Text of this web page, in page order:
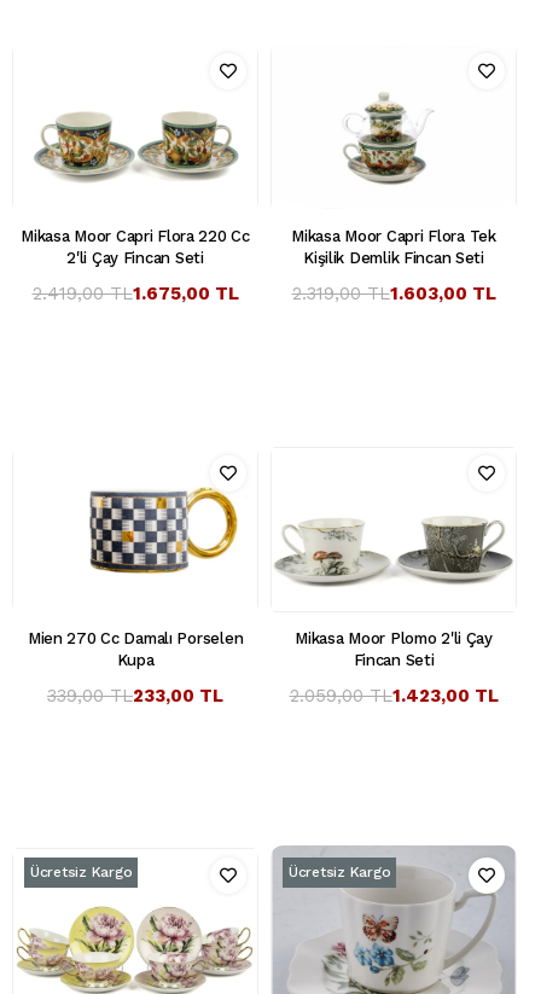
Mikasa Moor Capri Flora 220 Cc
2'li Çay Fincan Seti
1.675,00 TL
2.419,00 TL
Mikasa Moor Capri Flora Tek
Kişilik Demlik Fincan Seti
1.603,00 TL
2.319,00 TL
Mien 270 Cc Damalı Porselen
Kupa
233,00 TL
339,00 TL
Mikasa Moor Plomo 2'li Çay
Fincan Seti
1.423,00 TL
2.059,00 TL
Ücretsiz Kargo Ücretsiz Kargo